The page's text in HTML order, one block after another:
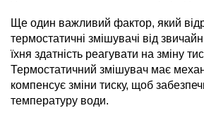
Ще один важливий фактор, який
термостатичні змішувачі від
їхня здатність реагувати на зміну
Термостатичний змішувач має
компенсує зміни тиску, щоб
температуру води.